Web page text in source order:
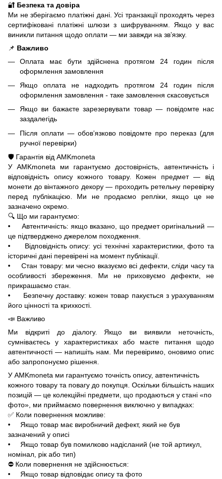
🔐 Безпека та довіра
Ми не зберігаємо платіжні дані. Усі транзакції проходять через
сертифіковані платіжні шлюзи з шифруванням. Якщо у вас
виникли питання щодо оплати — ми завжди на зв’язку.
📌 Важливо
Оплата має бути здійснена протягом 24 годин після
оформлення замовлення
Якщо оплата не надходить протягом 24 годин після
оформлення замовлення - таке замовлення скасовується
Якщо ви бажаєте зарезервувати товар — повідомте нас
заздалегідь
Після оплати — обов’язково повідомте про переказ (для
ручної перевірки)
🛡️ Гарантія від AMKmoneta
У AMKmoneta ми гарантуємо достовірність, автентичність і
відповідність опису кожного товару. Кожен предмет — від
монети до вінтажного декору — проходить ретельну перевірку
перед публікацією. Ми не продаємо репліки, якщо це не
зазначено окремо.
🔍 Що ми гарантуємо:
• Автентичність: якщо вказано, що предмет оригінальний —
це підтверджено джерелом походження.
• Відповідність опису: усі технічні характеристики, фото та
історичні дані перевірені на момент публікації.
• Стан товару: ми чесно вказуємо всі дефекти, сліди часу та
особливості збереження. Ми не приховуємо дефекти, не
прикрашаємо стан.
• Безпечну доставку: кожен товар пакується з урахуванням
його цінності та крихкості.
📣 Важливо
Ми відкриті до діалогу. Якщо ви виявили неточність,
сумніваєтесь у характеристиках або маєте питання щодо
автентичності — напишіть нам. Ми перевіримо, оновимо опис
або запропонуємо рішення.
У AMKmoneta ми гарантуємо точність опису, автентичність
кожного товару та повагу до покупця. Оскільки більшість наших
позицій — це колекційні предмети, що продаються у стані «по
фото», ми приймаємо повернення виключно у випадках:
✅ Коли повернення можливе:
• Якщо товар має виробничий дефект, який не був
зазначений у описі
• Якщо товар був помилково надісланий (не той артикул,
номінал, рік або тип)
⛔ Коли повернення не здійснюється:
• Якщо товар відповідає опису та фото